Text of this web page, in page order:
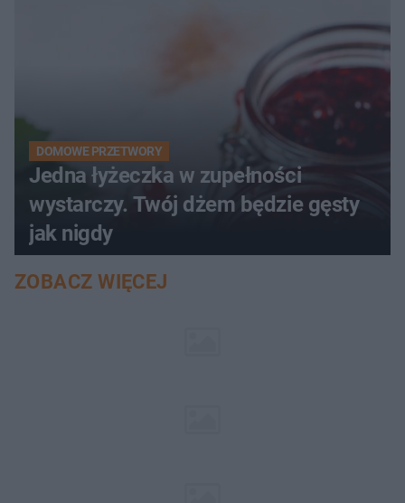
DOMOWE PRZETWORY
Jedna łyżeczka w zupełności
wystarczy. Twój dżem będzie gęsty
jak nigdy
ZOBACZ WIĘCEJ